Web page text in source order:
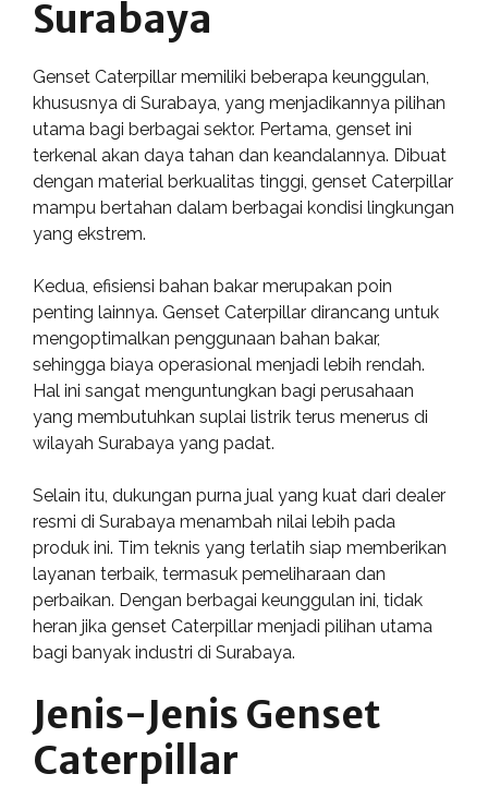
Surabaya
Genset Caterpillar memiliki beberapa keunggulan,
khususnya di Surabaya, yang menjadikannya pilihan
utama bagi berbagai sektor. Pertama, genset ini
terkenal akan daya tahan dan keandalannya. Dibuat
dengan material berkualitas tinggi, genset Caterpillar
mampu bertahan dalam berbagai kondisi lingkungan
yang ekstrem.
Kedua, efisiensi bahan bakar merupakan poin
penting lainnya. Genset Caterpillar dirancang untuk
mengoptimalkan penggunaan bahan bakar,
sehingga biaya operasional menjadi lebih rendah.
Hal ini sangat menguntungkan bagi perusahaan
yang membutuhkan suplai listrik terus menerus di
wilayah Surabaya yang padat.
Selain itu, dukungan purna jual yang kuat dari dealer
resmi di Surabaya menambah nilai lebih pada
produk ini. Tim teknis yang terlatih siap memberikan
layanan terbaik, termasuk pemeliharaan dan
perbaikan. Dengan berbagai keunggulan ini, tidak
heran jika genset Caterpillar menjadi pilihan utama
bagi banyak industri di Surabaya.
Jenis-Jenis Genset
Caterpillar